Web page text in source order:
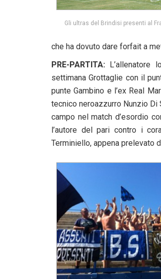
Gli ultras del Brindisi presenti al
che ha dovuto dare forfait a
PRE-PARTITA:
settimana Grottaglie con il
punte Gambino e l’ex Real
tecnico neroazzurro Nunzio
campo nel match d’esordio
l’autore del pari contro i
Terminiello, appena prelevato